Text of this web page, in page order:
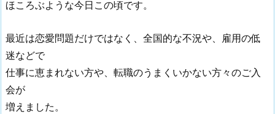
ほころぶような今日この頃です。
最近は恋愛問題だけではなく、全国的な不況や、雇用の低
迷などで
仕事に恵まれない方や、転職のうまくいかない方々のご入
会が
増えました。